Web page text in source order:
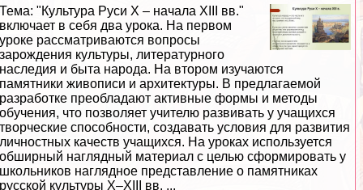
Тема: "Культура Руси Х – начала ХIII вв."
включает в себя два урока. На первом
уроке рассматриваются вопросы
зарождения культуры, литературного
наследия и быта народа. На втором изучаются
памятники живописи и архитектуры. В предлагаемой
разработке преобладают активные формы и методы
обучения, что позволяет учителю развивать у учащихся
творческие способности, создавать условия для развития
личностных качеств учащихся. На уроках используется
обширный наглядный материал с целью сформировать у
школьников наглядное представление о памятниках
русской культуры Х–ХIII вв. ...